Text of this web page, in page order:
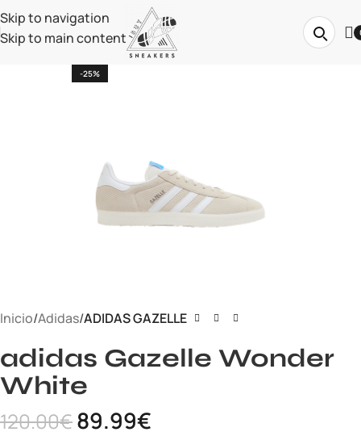
Skip to navigation
Skip to main content
-25%
Inicio Adidas ADIDAS GAZELLE
adidas Gazelle Wonder
White
120.00€89.99€